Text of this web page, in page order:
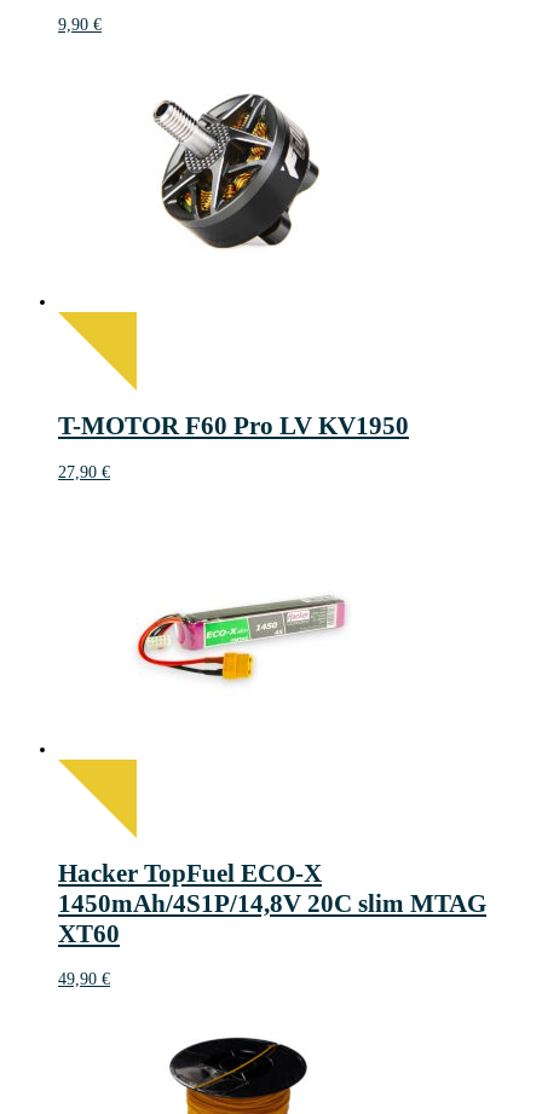
9,90 €
T-MOTOR F60 Pro LV KV1950
27,90 €
Hacker TopFuel ECO-X
1450mAh/4S1P/14,8V 20C slim MTAG
XT60
49,90 €